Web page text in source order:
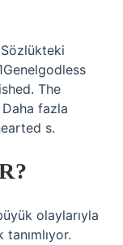
The
fazla
s.
olaylarıyla